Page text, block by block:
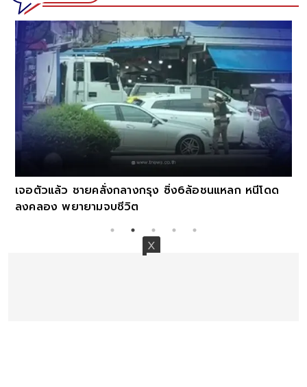
เจอตัวแล้ว ชายคลั่งกลางกรุง ซิ่ง6ล้อชนแหลก หนีโดด
ลงคลอง พยายามจบชีวิต